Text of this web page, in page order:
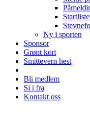
Ny i sporten
Sponsor
Grønt kort
Smittevern hest
Bli medlem
Si i fra
Kontakt oss